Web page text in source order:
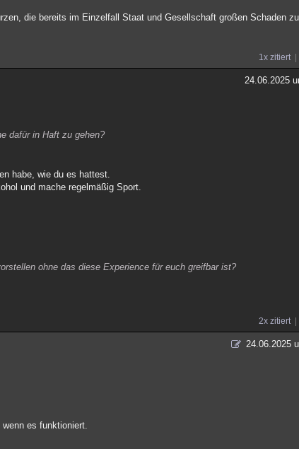
die bereits im Einzelfall Staat und Gesellschaft großen Schaden
1x zitiert
24.06.2025
dafür in Haft zu gehen?
habe, wie du es hattest.
und mache regelmäßig Sport.
ohne das diese Experience für euch greifbar ist?
2x zitiert
24.06.2025
es funktioniert.